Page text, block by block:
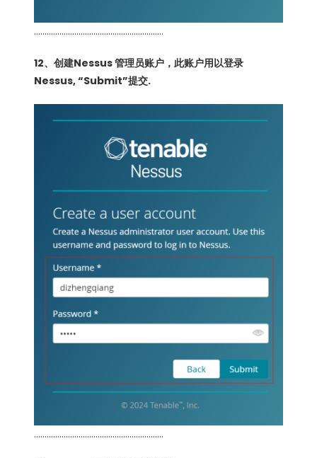
…………………………………………………….
12、创建Nessus 管理员账户，此账户用以登录
Nessus, “Submit”提交.
…………………………………………………….